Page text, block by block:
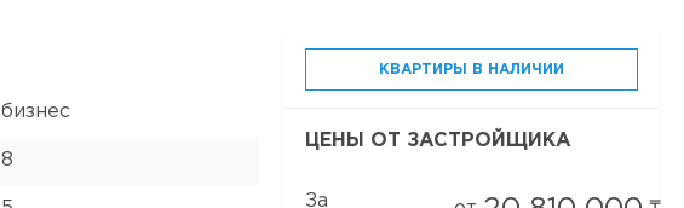
бизнес
8
КВАРТИРЫ В НАЛИЧИИ
ЦЕНЫ ОТ ЗАСТРОЙЩИКА
За